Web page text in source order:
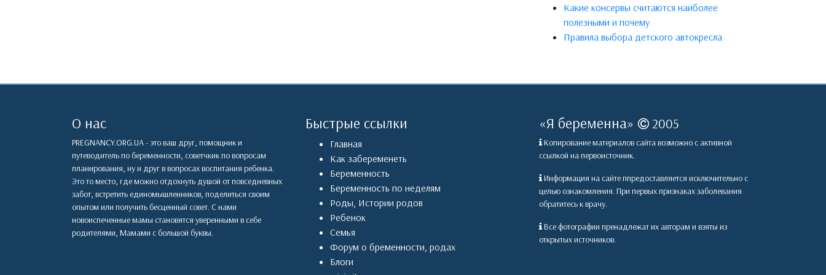
Какие консервы считаются наиболее
полезными и почему
Правила выбора детского автокресла
О нас
PREGNANCY.ORG.UA - это ваш друг, помощник и
путеводитель по беременности, советчкик по вопросам
планирования, ну и друг в вопросах воспитания ребенка.
Это то место, где можно отдохнуть душой от повседневных
забот, встретить единомышленников, поделиться своим
опытом или получить бесценный совет. С нами
новоиспеченные мамы становятся уверенными в себе
родителями, Мамами с большой буквы.
Быстрые ссылки
Главная
Как забеременеть
Беременность
Беременность по неделям
Роды, Истории родов
Ребенок
Семья
Форум о бременности, родах
Блоги
«Я беременна» 2005
Копирование материалов сайта возможно с активной
ссылкой на первоисточник.
Информация на сайте ппредоставляется исключительно с
целью ознакомления. При первых признаках заболевания
обратитесь к врачу.
Все фотографии пренадлежат их авторам и взяты из
открытых источников.